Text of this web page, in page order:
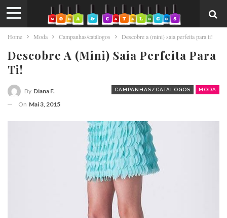
Home Moda Campanhas/catálogos Descobre a (mini) saia perfeita para ti!
Descobre A (mini) Saia Perfeita Para
Ti!
CAMPANHAS/CATÁLOGOS MODA
By Diana F.
On Mai 3, 2015